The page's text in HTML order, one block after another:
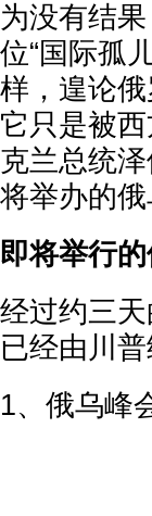
为没有结
位“国际孤
样，遑论
它只是被
克兰总统
将举办的
即将举行
经过约三
已经由川普
1、俄乌峰